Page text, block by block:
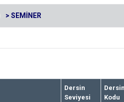
> SEMİNER
Dersin
Seviyesi
Dersin
Kodu